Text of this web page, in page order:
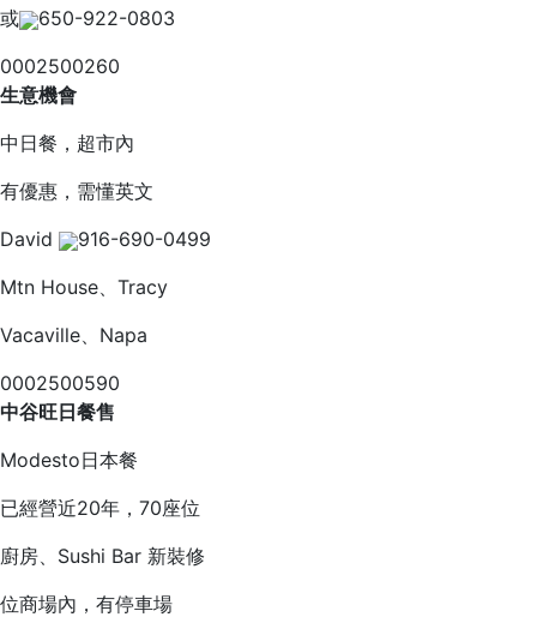
或
650-922-0803
0002500260
生意機會
中日餐，超市內
有優惠，需懂英文
David
916-690-0499
Mtn House、Tracy
Vacaville、Napa
0002500590
中谷旺日餐售
Modesto日本餐
已經營近20年，70座位
廚房、Sushi Bar 新裝修
位商場內，有停車場